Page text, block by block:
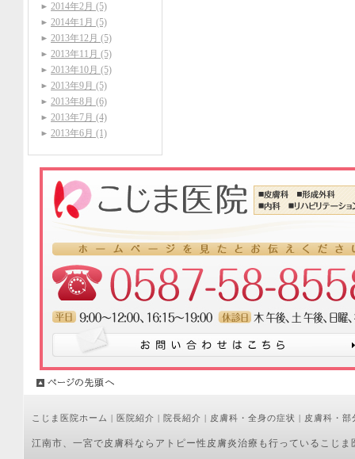
2014年2月 (5)
2014年1月 (5)
2013年12月 (5)
2013年11月 (5)
2013年10月 (5)
2013年9月 (5)
2013年8月 (6)
2013年7月 (4)
2013年6月 (1)
こじま医院ホーム | 医院紹介 | 院長紹介 | 皮膚科・全身の症状 | 皮膚科・部
江南市、一宮で皮膚科ならアトピー性皮膚炎治療も行っているこじ